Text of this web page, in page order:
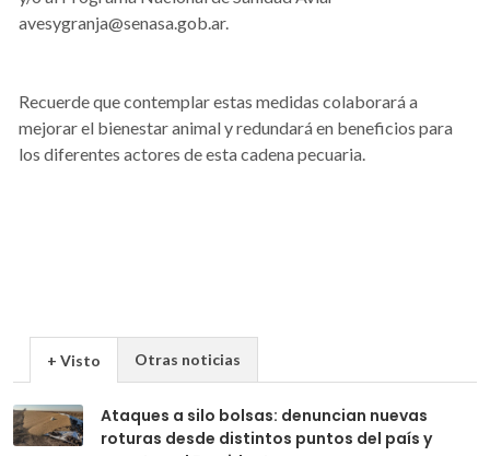
avesygranja@senasa.gob.ar.
Recuerde que contemplar estas medidas colaborará a
mejorar el bienestar animal y redundará en beneficios para
los diferentes actores de esta cadena pecuaria.
+ Visto Otras noticias
Ataques a silo bolsas: denuncian nuevas
roturas desde distintos puntos del país y